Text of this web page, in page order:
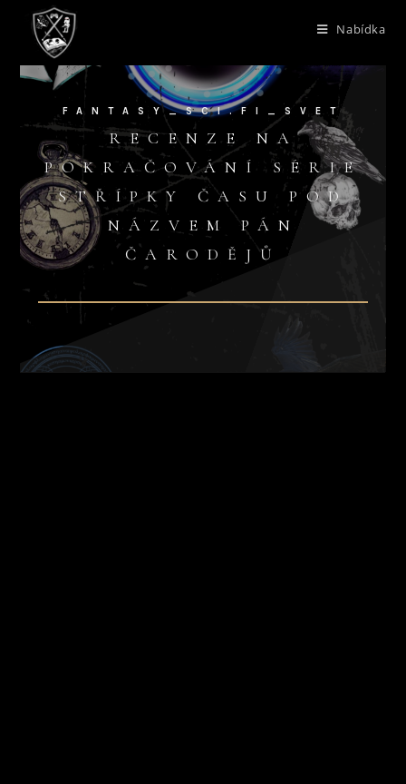
Nabídka
FANTASY_SCI.FI_SVET
RECENZE NA
POKRAČOVÁNÍ SÉRIE
STŘÍPKY ČASU POD
NÁZVEM PÁN
ČARODĚJŮ